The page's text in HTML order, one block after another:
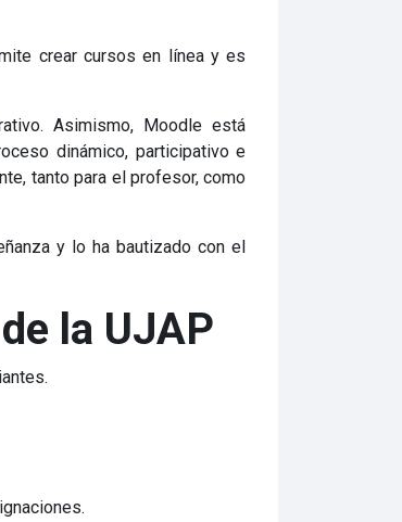
crear cursos en línea y es
Asimismo, Moodle está
dinámico, participativo e
tanto para el profesor, como
y lo ha bautizado con el
la UJAP